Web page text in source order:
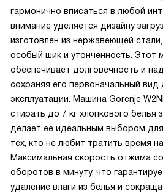
гармонично вписаться в любой
внимание уделяется дизайну
изготовлен из нержавеющей
особый шик и утонченность. Этот
обеспечивает долговечность и
сохраняя его первоначальный
эксплуатации. Машина Gorenje
стирать до 7 кг хлопкового белья
делает ее идеальным выбором
тех, кто не любит тратить время
Максимальная скорость отжима
оборотов в минуту, что
удаление влаги из белья и